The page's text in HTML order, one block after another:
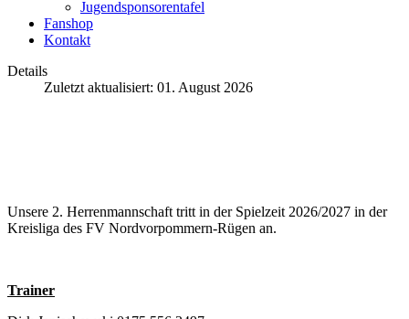
Jugendsponsorentafel
Fanshop
Kontakt
Details
Zuletzt aktualisiert: 01. August 2026
Unsere 2. Herrenmannschaft tritt in der Spielzeit 2026/2027 in der
Kreisliga des FV Nordvorpommern-Rügen an.
Trainer